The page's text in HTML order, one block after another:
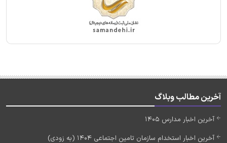
آخرین مطالب وبلاگ
آخرین اخبار مدارس 1405
آخرین اخبار استخدام سازمان تامین اجتماعی 1404 (به زودی)